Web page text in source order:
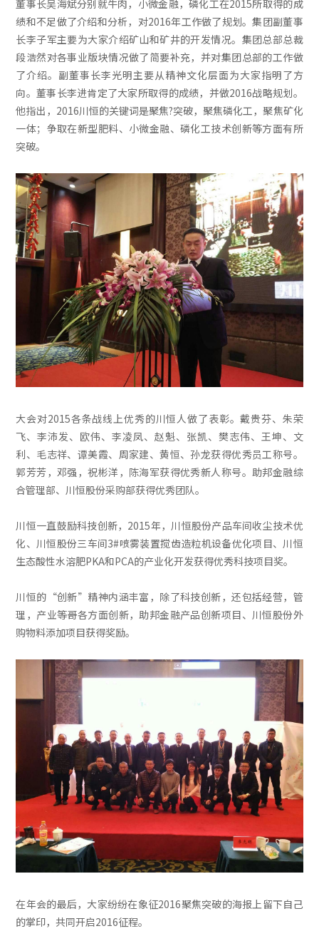
董事长吴海斌分别就牛肉，小微金融，磷化工在2015所取得的成
绩和不足做了介绍和分析，对2016年工作做了规划。集团副董事
长李子军主要为大家介绍矿山和矿井的开发情况。集团总部总裁
段浩然对各事业版块情况做了简要补充，并对集团总部的工作做
了介绍。副董事长李光明主要从精神文化层面为大家指明了方
向。董事长李进肯定了大家所取得的成绩，并做2016战略规划。
他指出，2016川恒的关键词是聚焦?突破，聚焦磷化工，聚焦矿化
一体；争取在新型肥料、小微金融、磷化工技术创新等方面有所
突破。
大会对2015各条战线上优秀的川恒人做了表彰。戴贵芬、朱荣
飞、李沛发、欧伟、李凌凤、赵魁、张凯、樊志伟、王坤、文
利、毛志祥、谭美霞、周家建、黄恒、孙龙获得优秀员工称号。
郭芳芳，邓强，祝彬洋，陈海军获得优秀新人称号。助邦金融综
合管理部、川恒股份采购部获得优秀团队。
川恒一直鼓励科技创新，2015年，川恒股份产品车间收尘技术优
化、川恒股份三车间3#喷雾装置搅齿造粒机设备优化项目、川恒
生态酸性水溶肥PKA和PCA的产业化开发获得优秀科技项目奖。
川恒的“创新”精神内涵丰富，除了科技创新，还包括经营，管
理，产业等哥各方面创新，助邦金融产品创新项目、川恒股份外
购物料添加项目获得奖励。
在年会的最后，大家纷纷在象征2016聚焦突破的海报上留下自己
的掌印，共同开启2016征程。